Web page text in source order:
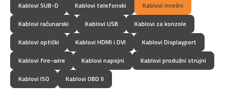
Kablovi SUB-D
Kablovi telefonski
Kablovi mrežni
Kablovi računarski
Kablovi USB
Kablovi za konzole
Kablovi optički
Kablovi HDMI i DVI
Kablovi Displayport
Kablovi fire-wire
Kablovi napojni
Kablovi produžni strujni
Kablovi ISO
Kablovi OBD II